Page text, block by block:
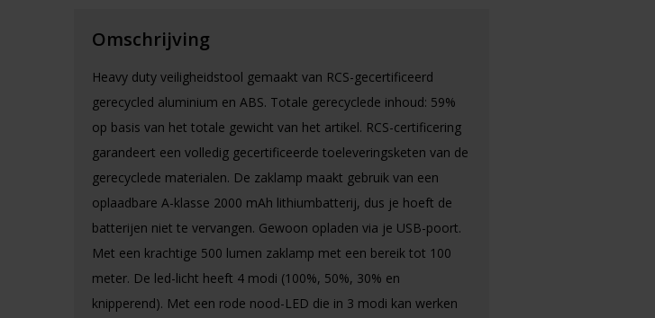
Omschrijving
Heavy duty veiligheidstool gemaakt van RCS-gecertificeerd
gerecycled aluminium en ABS. Totale gerecyclede inhoud: 59%
op basis van het totale gewicht van het artikel. RCS-certificering
garandeert een volledig gecertificeerde toeleveringsketen van de
gerecyclede materialen. De zaklamp maakt gebruik van een
oplaadbare A-klasse 2000 mAh lithiumbatterij, dus je hoeft de
batterijen niet te vervangen. Gewoon opladen via je USB-poort.
Met een krachtige 500 lumen zaklamp met een bereik tot 100
meter. De led-licht heeft 4 modi (100%, 50%, 30% en
knipperend). Met een rode nood-LED die in 3 modi kan werken